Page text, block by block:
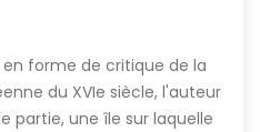
forme de critique de la
du XVIe siècle, l'auteur
partie, une île sur laquelle